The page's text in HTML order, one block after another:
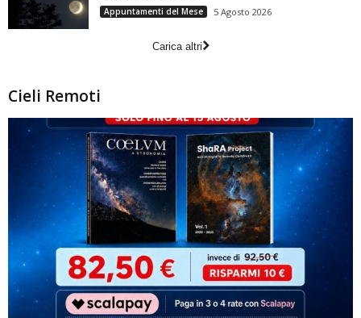
Appuntamenti del Mese 5 Agosto 2026
Carica altri
Cieli Remoti